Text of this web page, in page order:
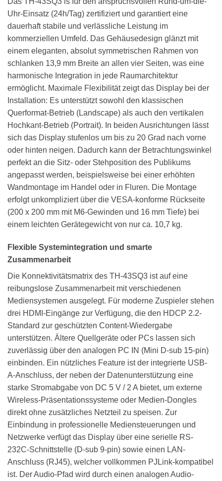
Uhr-Einsatz (24h/Tag) zertifiziert und garantiert eine
dauerhaft stabile und verlässliche Leistung im
kommerziellen Umfeld. Das Gehäusedesign glänzt mit
einem eleganten, absolut symmetrischen Rahmen von
schlanken 13,9 mm Breite an allen vier Seiten, was eine
harmonische Integration in jede Raumarchitektur
ermöglicht. Maximale Flexibilität zeigt das Display bei der
Installation: Es unterstützt sowohl den klassischen
Querformat-Betrieb (Landscape) als auch den vertikalen
Hochkant-Betrieb (Portrait). In beiden Ausrichtungen lässt
sich das Display stufenlos um bis zu 20 Grad nach vorne
oder hinten neigen. Dadurch kann der Betrachtungswinkel
perfekt an die Sitz- oder Stehposition des Publikums
angepasst werden, beispielsweise bei einer erhöhten
Wandmontage im Handel oder in Fluren. Die Montage
erfolgt unkompliziert über die VESA-konforme Rückseite
(200 x 200 mm mit M6-Gewinden und 16 mm Tiefe) bei
einem leichten Gerätegewicht von nur ca. 10,7 kg.
Flexible Systemintegration und smarte
Zusammenarbeit
Die Konnektivitätsmatrix des TH-43SQ3 ist auf eine
reibungslose Zusammenarbeit mit verschiedenen
Mediensystemen ausgelegt. Für moderne Zuspieler stehen
drei HDMI-Eingänge zur Verfügung, die den HDCP 2.2-
Standard zur geschützten Content-Wiedergabe
unterstützen. Ältere Quellgeräte oder PCs lassen sich
zuverlässig über den analogen PC IN (Mini D-sub 15-pin)
einbinden. Ein nützliches Feature ist der integrierte USB-
A-Anschluss, der neben der Datenunterstützung eine
starke Stromabgabe von DC 5 V / 2 A bietet, um externe
Wireless-Präsentationssysteme oder Medien-Dongles
direkt ohne zusätzliches Netzteil zu speisen. Zur
Einbindung in professionelle Mediensteuerungen und
Netzwerke verfügt das Display über eine serielle RS-
232C-Schnittstelle (D-sub 9-pin) sowie einen LAN-
Anschluss (RJ45), welcher vollkommen PJLink-kompatibel
ist. Der Audio-Pfad wird durch einen analogen Audio-